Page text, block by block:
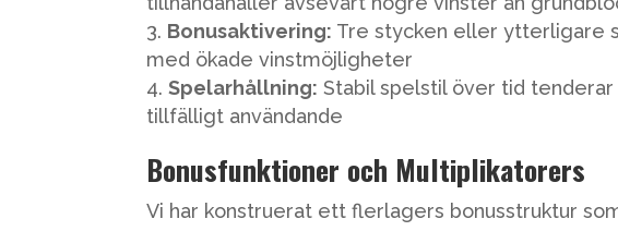
Bonusaktivering: Tre stycken eller ytterligare
med ökade vinstmöjligheter
Spelarhållning: Stabil spelstil över tid
tillfälligt användande
Bonusfunktioner och Multiplikatorers
Vi har konstruerat ett flerlagers bonusstruktur